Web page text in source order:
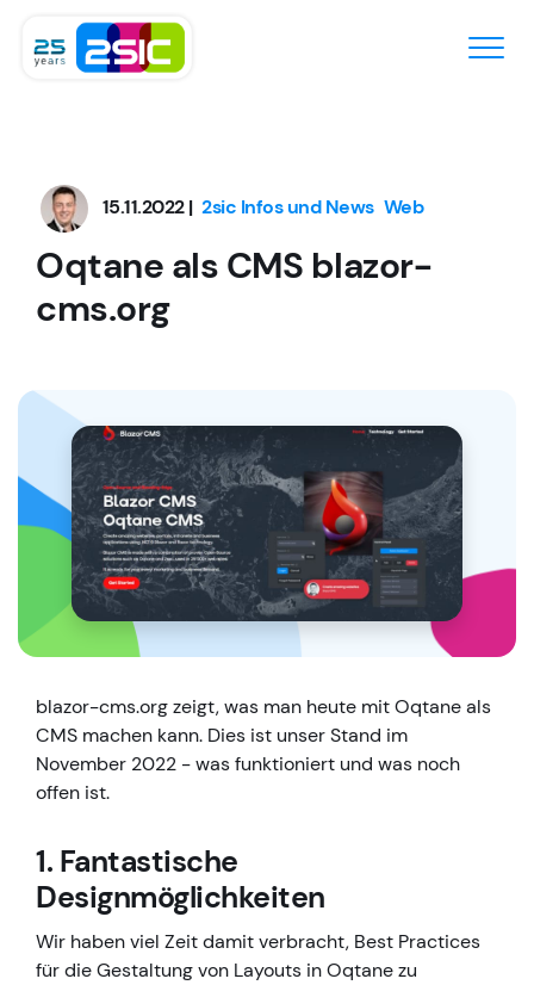
15.11.2022 | 2sic Infos und News Web
Oqtane als CMS blazor-
cms.org
blazor-cms.org zeigt, was man heute mit Oqtane als
CMS machen kann. Dies ist unser Stand im
November 2022 - was funktioniert und was noch
offen ist.
1. Fantastische
Designmöglichkeiten
Wir haben viel Zeit damit verbracht, Best Practices
für die Gestaltung von Layouts in Oqtane zu